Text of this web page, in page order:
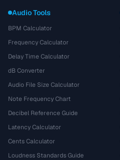
Audio Tools
BPM Calculator
Frequency Calculator
Delay Time Calculator
dB Converter
Audio File Size Calculator
Note Frequency Chart
Decibel Reference Guide
Latency Calculator
Cents Calculator
Loudness Standards Guide